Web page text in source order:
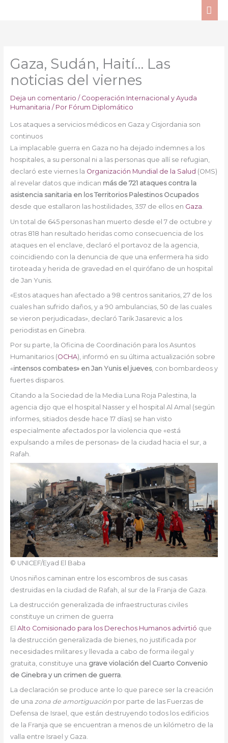
Gaza, Sudán, Haití… Las
noticias del viernes
Deja un comentario / Cooperación Internacional y Ayuda
Humanitaria / Por Fórum Diplomático
Los ataques a servicios médicos en Gaza y Cisjordania son
continuos
La implacable guerra en Gaza no ha dejado indemnes a los
hospitales, a su personal ni a las personas que allí se refugian,
declaró este viernes la Organización Mundial de la Salud (OMS)
al revelar datos que indican más de 721 ataques contra la
asistencia sanitaria en los Territorios Palestinos Ocupados
desde que estallaron las hostilidades, 357 de ellos en Gaza.
Un total de 645 personas han muerto desde el 7 de octubre y
otras 818 han resultado heridas como consecuencia de los
ataques en el enclave, declaró el portavoz de la agencia,
coincidiendo con la denuncia de que una enfermera ha sido
tiroteada y herida de gravedad en el quirófano de un hospital
de Jan Yunis.
«Estos ataques han afectado a 98 centros sanitarios, 27 de los
cuales han sufrido daños, y a 90 ambulancias, 50 de las cuales
se vieron perjudicadas», declaró Tarik Jasarevic a los
periodistas en Ginebra.
Por su parte, la Oficina de Coordinación para los Asuntos
Humanitarios (OCHA), informó en su última actualización sobre
«intensos combates» en Jan Yunis el jueves, con bombardeos y
fuertes disparos.
Citando a la Sociedad de la Media Luna Roja Palestina, la
agencia dijo que el hospital Nasser y el hospital Al Amal (según
informes, sitiados desde hace 17 días) se han visto
especialmente afectados por la violencia que «está
expulsando a miles de personas» de la ciudad hacia el sur, a
Rafah.
© UNICEF/Eyad El Baba
Unos niños caminan entre los escombros de sus casas
destruidas en la ciudad de Rafah, al sur de la Franja de Gaza.
La destrucción generalizada de infraestructuras civiles
constituye un crimen de guerra
El Alto Comisionado para los Derechos Humanos advirtió que
la destrucción generalizada de bienes, no justificada por
necesidades militares y llevada a cabo de forma ilegal y
gratuita, constituye una grave violación del Cuarto Convenio
de Ginebra y un crimen de guerra.
La declaración se produce ante lo que parece ser la creación
de una zona de amortiguaciónpor parte de las Fuerzas de
Defensa de Israel, que están destruyendo todos los edificios
de la Franja que se encuentran a menos de un kilómetro de la
valla entre Israel y Gaza.